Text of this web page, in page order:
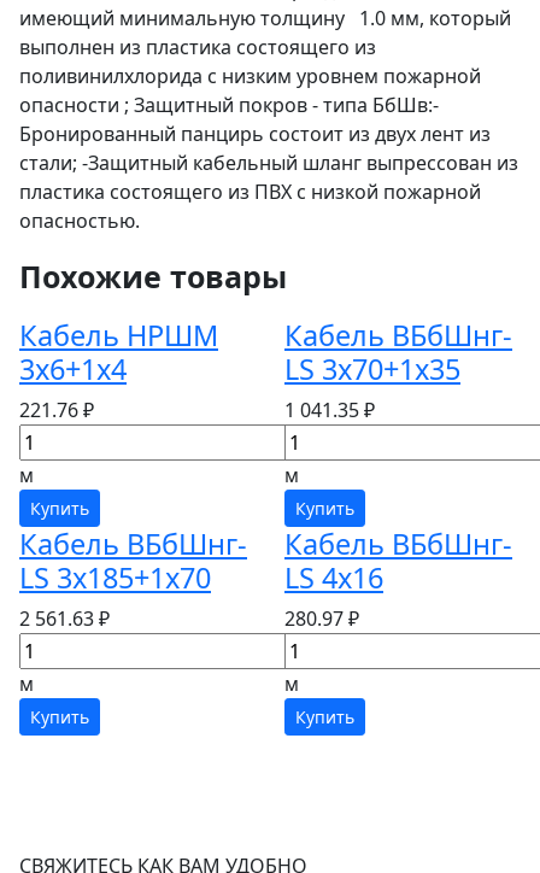
имеющий минимальную толщину 1.0 мм, который
выполнен из пластика состоящего из
поливинилхлорида с низким уровнем пожарной
опасности ; Защитный покров - типа БбШв:-
Бронированный панцирь состоит из двух лент из
стали; -Защитный кабельный шланг выпрессован из
пластика состоящего из ПВХ с низкой пожарной
опасностью.
Похожие товары
Кабель НРШМ
3х6+1х4
221.76 ₽
м
Купить
Кабель ВБбШнг-
LS 3х70+1х35
1 041.35 ₽
м
Купить
Кабель ВБбШнг-
LS 3х185+1х70
2 561.63 ₽
м
Купить
Кабель ВБбШнг-
LS 4х16
280.97 ₽
м
Купить
СВЯЖИТЕСЬ КАК ВАМ УДОБНО